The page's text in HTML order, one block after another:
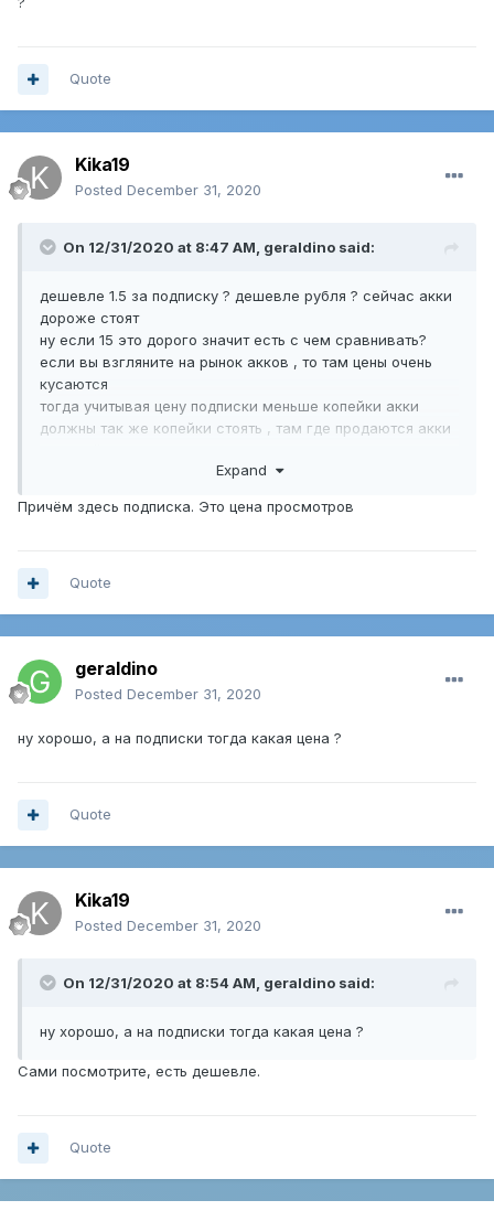
Quote
Kika19
Posted December 31, 2020
On 12/31/2020 at 8:47 AM, geraldino said:
дешевле 1.5 за подписку ? дешевле рубля ? сейчас акки
дороже стоят
ну если 15 это дорого значит есть с чем сравнивать?
если вы взгляните на рынок акков , то там цены очень
кусаются
тогда учитывая цену подписки меньше копейки акки
должны так же копейки стоять , там где продаются акки
Expand
Причём здесь подписка. Это цена просмотров
Quote
geraldino
Posted December 31, 2020
ну хорошо, а на подписки тогда какая цена ?
Quote
Kika19
Posted December 31, 2020
On 12/31/2020 at 8:54 AM, geraldino said:
ну хорошо, а на подписки тогда какая цена ?
Сами посмотрите, есть дешевле.
Quote